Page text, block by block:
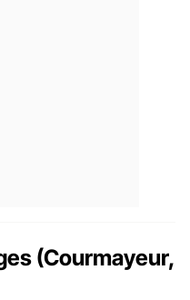
(Courmayeur,